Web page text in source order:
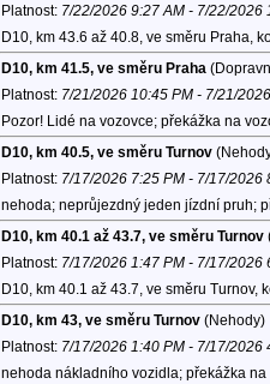
Platnost: 7/22/2026 9:27 AM - 7/22/2026
D10, km 43.6 až 40.8, ve směru Praha,
D10, km 41.5, ve směru Praha
Platnost: 7/21/2026 10:45 PM - 7/21/
Pozor! Lidé na vozovce; překážka na
D10, km 40.5, ve směru Turnov
Platnost: 7/17/2026 7:25 PM - 7/17/2026
nehoda; neprůjezdný jeden jízdní pruh;
D10, km 40.1 až 43.7, ve směru Turnov
Platnost: 7/17/2026 1:47 PM - 7/17/2026
D10, km 40.1 až 43.7, ve směru Turnov,
D10, km 43, ve směru Turnov(Nehody)
Platnost: 7/17/2026 1:40 PM - 7/17/2026
nehoda nákladního vozidla; překážka